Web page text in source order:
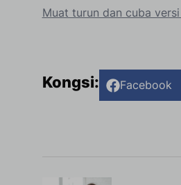
Muat turun dan cuba
Kongsi: Facebook